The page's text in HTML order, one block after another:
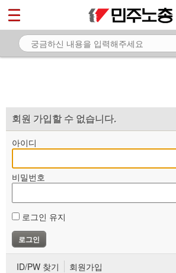
회원 가입할 수 없습니다.
아이디
비밀번호
로그인 유지
ID/PW 찾기 회원가입
마이페이지
소개
자료
부설기관